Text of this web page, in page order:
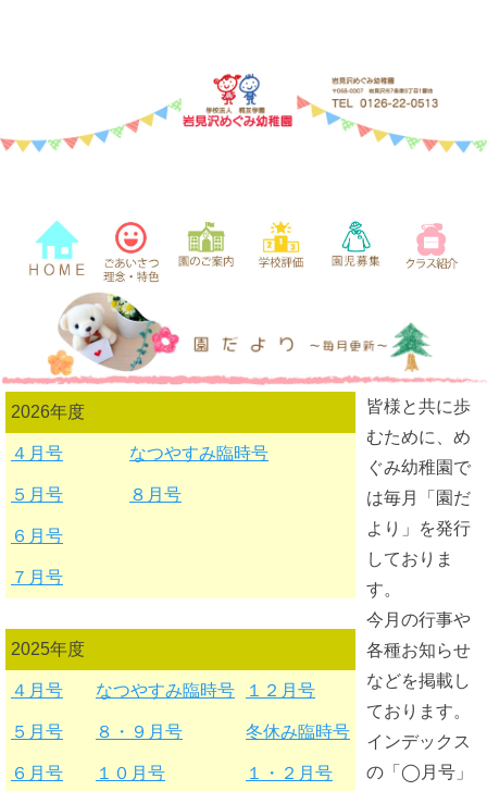
2026年度
４月号 なつやすみ臨時号
５月号 ８月号
６月号
７月号
2025年度
４月号 なつやすみ臨時号 １２月号
５月号 ８・９月号 冬休み臨時号
６月号 １０月号 １・２月号
皆様と共に歩
むために、め
ぐみ幼稚園で
は毎月「園だ
より」を発行
しておりま
す。
今月の行事や
各種お知らせ
などを掲載し
ております。
インデックス
の「◯月号」